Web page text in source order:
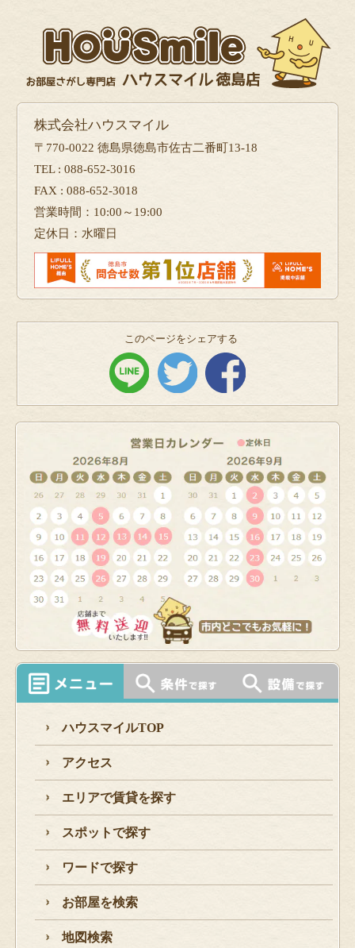
株式会社ハウスマイル
〒770-0022 徳島県徳島市佐古二番町13-18
TEL : 088-652-3016
FAX : 088-652-3018
営業時間：10:00～19:00
定休日：水曜日
このページをシェアする
ハウスマイルTOP
アクセス
エリアで賃貸を探す
スポットで探す
ワードで探す
お部屋を検索
地図検索